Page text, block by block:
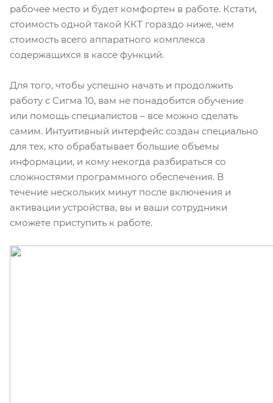
рабочее место и будет комфортен в работе. Кстати,
стоимость одной такой ККТ гораздо ниже, чем
стоимость всего аппаратного комплекса
содержащихся в кассе функций.
Для того, чтобы успешно начать и продолжить
работу с Сигма 10, вам не понадобится обучение
или помощь специалистов – все можно сделать
самим. Интуитивный интерфейс создан специально
для тех, кто обрабатывает большие объемы
информации, и кому некогда разбираться со
сложностями программного обеспечения. В
течение нескольких минут после включения и
активации устройства, вы и ваши сотрудники
сможете приступить к работе.